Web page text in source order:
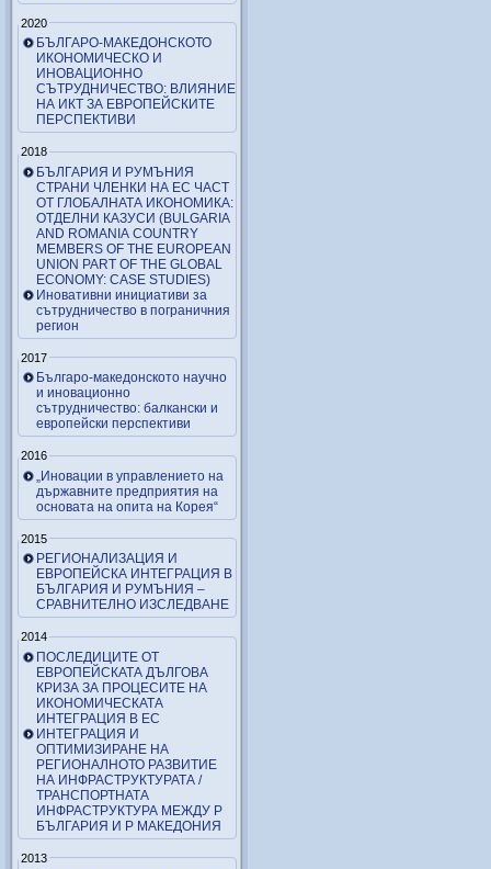
2020
БЪЛГАРО-МАКЕДОНСКОТО
ИКОНОМИЧЕСКО И
ИНОВАЦИОННО
СЪТРУДНИЧЕСТВО: ВЛИЯНИЕ
НА ИКТ ЗА ЕВРОПЕЙСКИТЕ
ПЕРСПЕКТИВИ
2018
БЪЛГАРИЯ И РУМЪНИЯ
СТРАНИ ЧЛЕНКИ НА ЕС ЧАСТ
ОТ ГЛОБАЛНАТА ИКОНОМИКА:
ОТДЕЛНИ КАЗУСИ (BULGARIA
AND ROMANIA COUNTRY
MEMBERS OF THE EUROPEAN
UNION PART OF THE GLOBAL
ECONOMY: CASE STUDIES)
Иновативни инициативи за
сътрудничество в пограничния
регион
2017
Българо-македонското научно
и иновационно
сътрудничество: балкански и
европейски перспективи
2016
„Иновации в управлението на
държавните предприятия на
основата на опита на Корея“
2015
РЕГИОНАЛИЗАЦИЯ И
ЕВРОПЕЙСКА ИНТЕГРАЦИЯ В
БЪЛГАРИЯ И РУМЪНИЯ –
СРАВНИТЕЛНО ИЗСЛЕДВАНЕ
2014
ПОСЛЕДИЦИТЕ ОТ
ЕВРОПЕЙСКАТА ДЪЛГОВА
КРИЗА ЗА ПРОЦЕСИТЕ НА
ИКОНОМИЧЕСКАТА
ИНТЕГРАЦИЯ В ЕС
ИНТЕГРАЦИЯ И
ОПТИМИЗИРАНЕ НА
РЕГИОНАЛНОТО РАЗВИТИЕ
НА ИНФРАСТРУКТУРАТА /
ТРАНСПОРТНАТА
ИНФРАСТРУКТУРА МЕЖДУ Р
БЪЛГАРИЯ И Р МАКЕДОНИЯ
2013